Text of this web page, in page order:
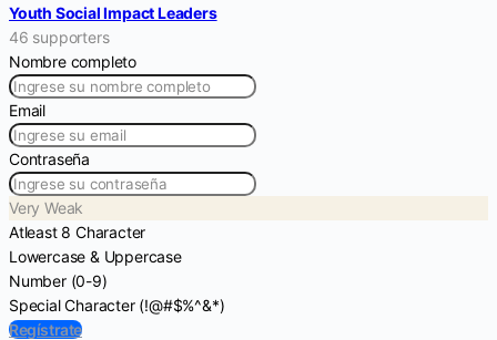
Youth Social Impact Leaders
46 supporters
Nombre completo
Email
Contraseña
Very Weak
Atleast 8 Character
Lowercase & Uppercase
Number (0-9)
Special Character (!@#$%^&*)
Regístrate